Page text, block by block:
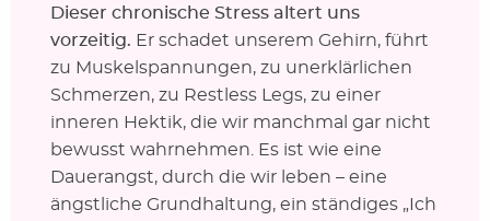
Dieser chronische Stress altert uns
vorzeitig. Er schadet unserem Gehirn, führt
zu Muskelspannungen, zu unerklärlichen
Schmerzen, zu Restless Legs, zu einer
inneren Hektik, die wir manchmal gar nicht
bewusst wahrnehmen. Es ist wie eine
Dauerangst, durch die wir leben – eine
ängstliche Grundhaltung, ein ständiges „Ich